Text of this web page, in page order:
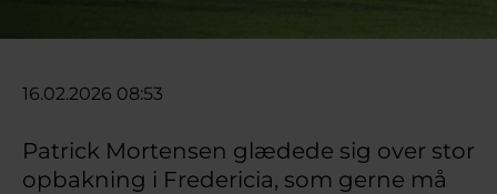
16.02.2026 08:53
Patrick Mortensen glædede sig over stor
opbakning i Fredericia, som gerne må